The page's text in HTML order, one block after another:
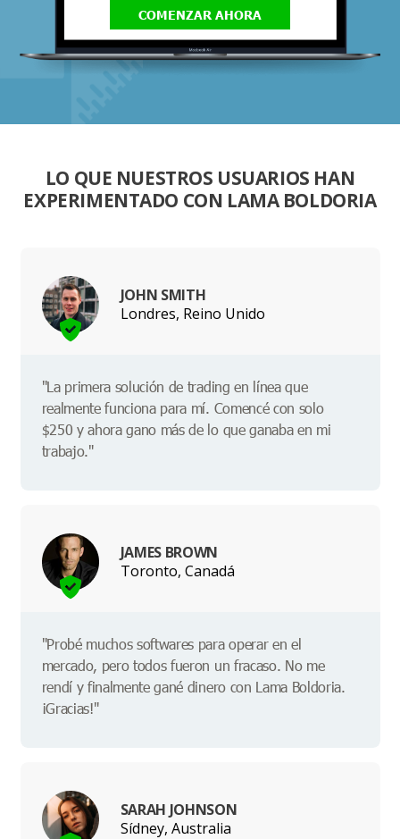
COMENZAR AHORA
LO QUE NUESTROS USUARIOS HAN
EXPERIMENTADO CON LAMA BOLDORIA
JOHN SMITH
Londres, Reino Unido
"La primera solución de trading en línea que
realmente funciona para mí. Comencé con solo
$250 y ahora gano más de lo que ganaba en mi
trabajo."
JAMES BROWN
Toronto, Canadá
"Probé muchos softwares para operar en el
mercado, pero todos fueron un fracaso. No me
rendí y finalmente gané dinero con Lama Boldoria.
¡Gracias!"
SARAH JOHNSON
Sídney, Australia